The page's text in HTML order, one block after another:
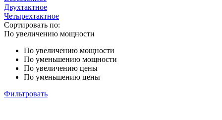
Двухтактное
Четырехтактное
Сортировать по:
По увеличению мощности
По увеличению мощности
По уменьшению мощности
По увеличению цены
По уменьшению цены
Фильтровать